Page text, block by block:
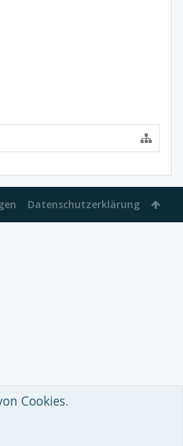
Datenschutzerklärung
Cookies.